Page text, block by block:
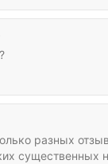
разных
существенных